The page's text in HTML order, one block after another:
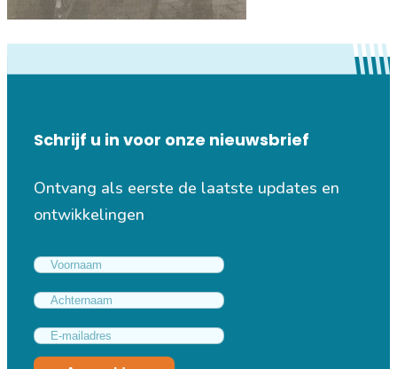
Schrijf u in voor onze nieuwsbrief
Ontvang als eerste de laatste updates en
ontwikkelingen